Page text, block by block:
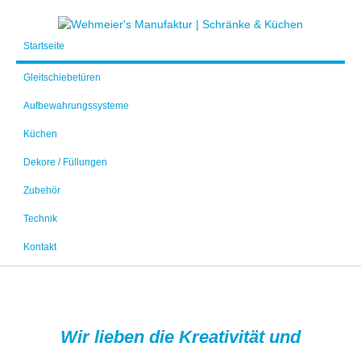
Startseite
Gleitschiebetüren
Aufbewahrungssysteme
Küchen
Dekore / Füllungen
Zubehör
Technik
Kontakt
Wir lieben die Kreativität und